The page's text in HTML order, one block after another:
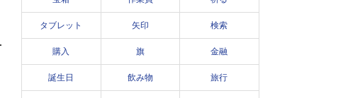
タブレット 矢印 検索
購入 旗 金融
誕生日 飲み物 旅行